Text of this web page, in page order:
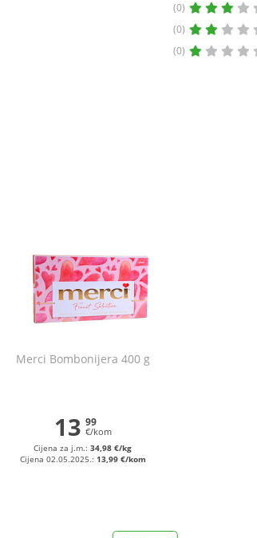
(0)
(0)
(0)
Merci Bombonijera 400 g
13 99
€/kom
Cijena za j.m.:34,98 €/kg
Cijena 02.05.2025.: 13,99 €/kom